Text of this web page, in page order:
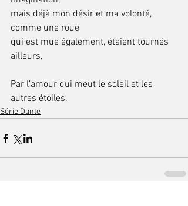
mais déjà mon désir et ma volonté,
comme une roue
qui est mue également, étaient tournés
ailleurs,
Par l’amour qui meut le soleil et les
autres étoiles.
Série Dante